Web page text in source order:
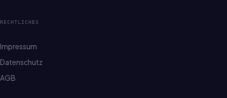
RECHTLICHES
Impressum
Datenschutz
AGB